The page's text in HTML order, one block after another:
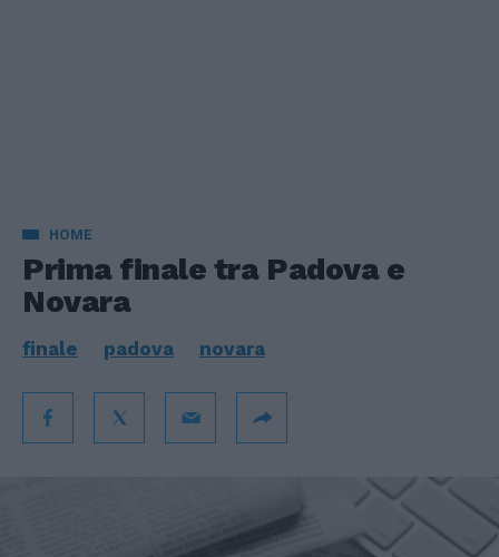
HOME
Prima finale tra Padova e
Novara
finale padova novara